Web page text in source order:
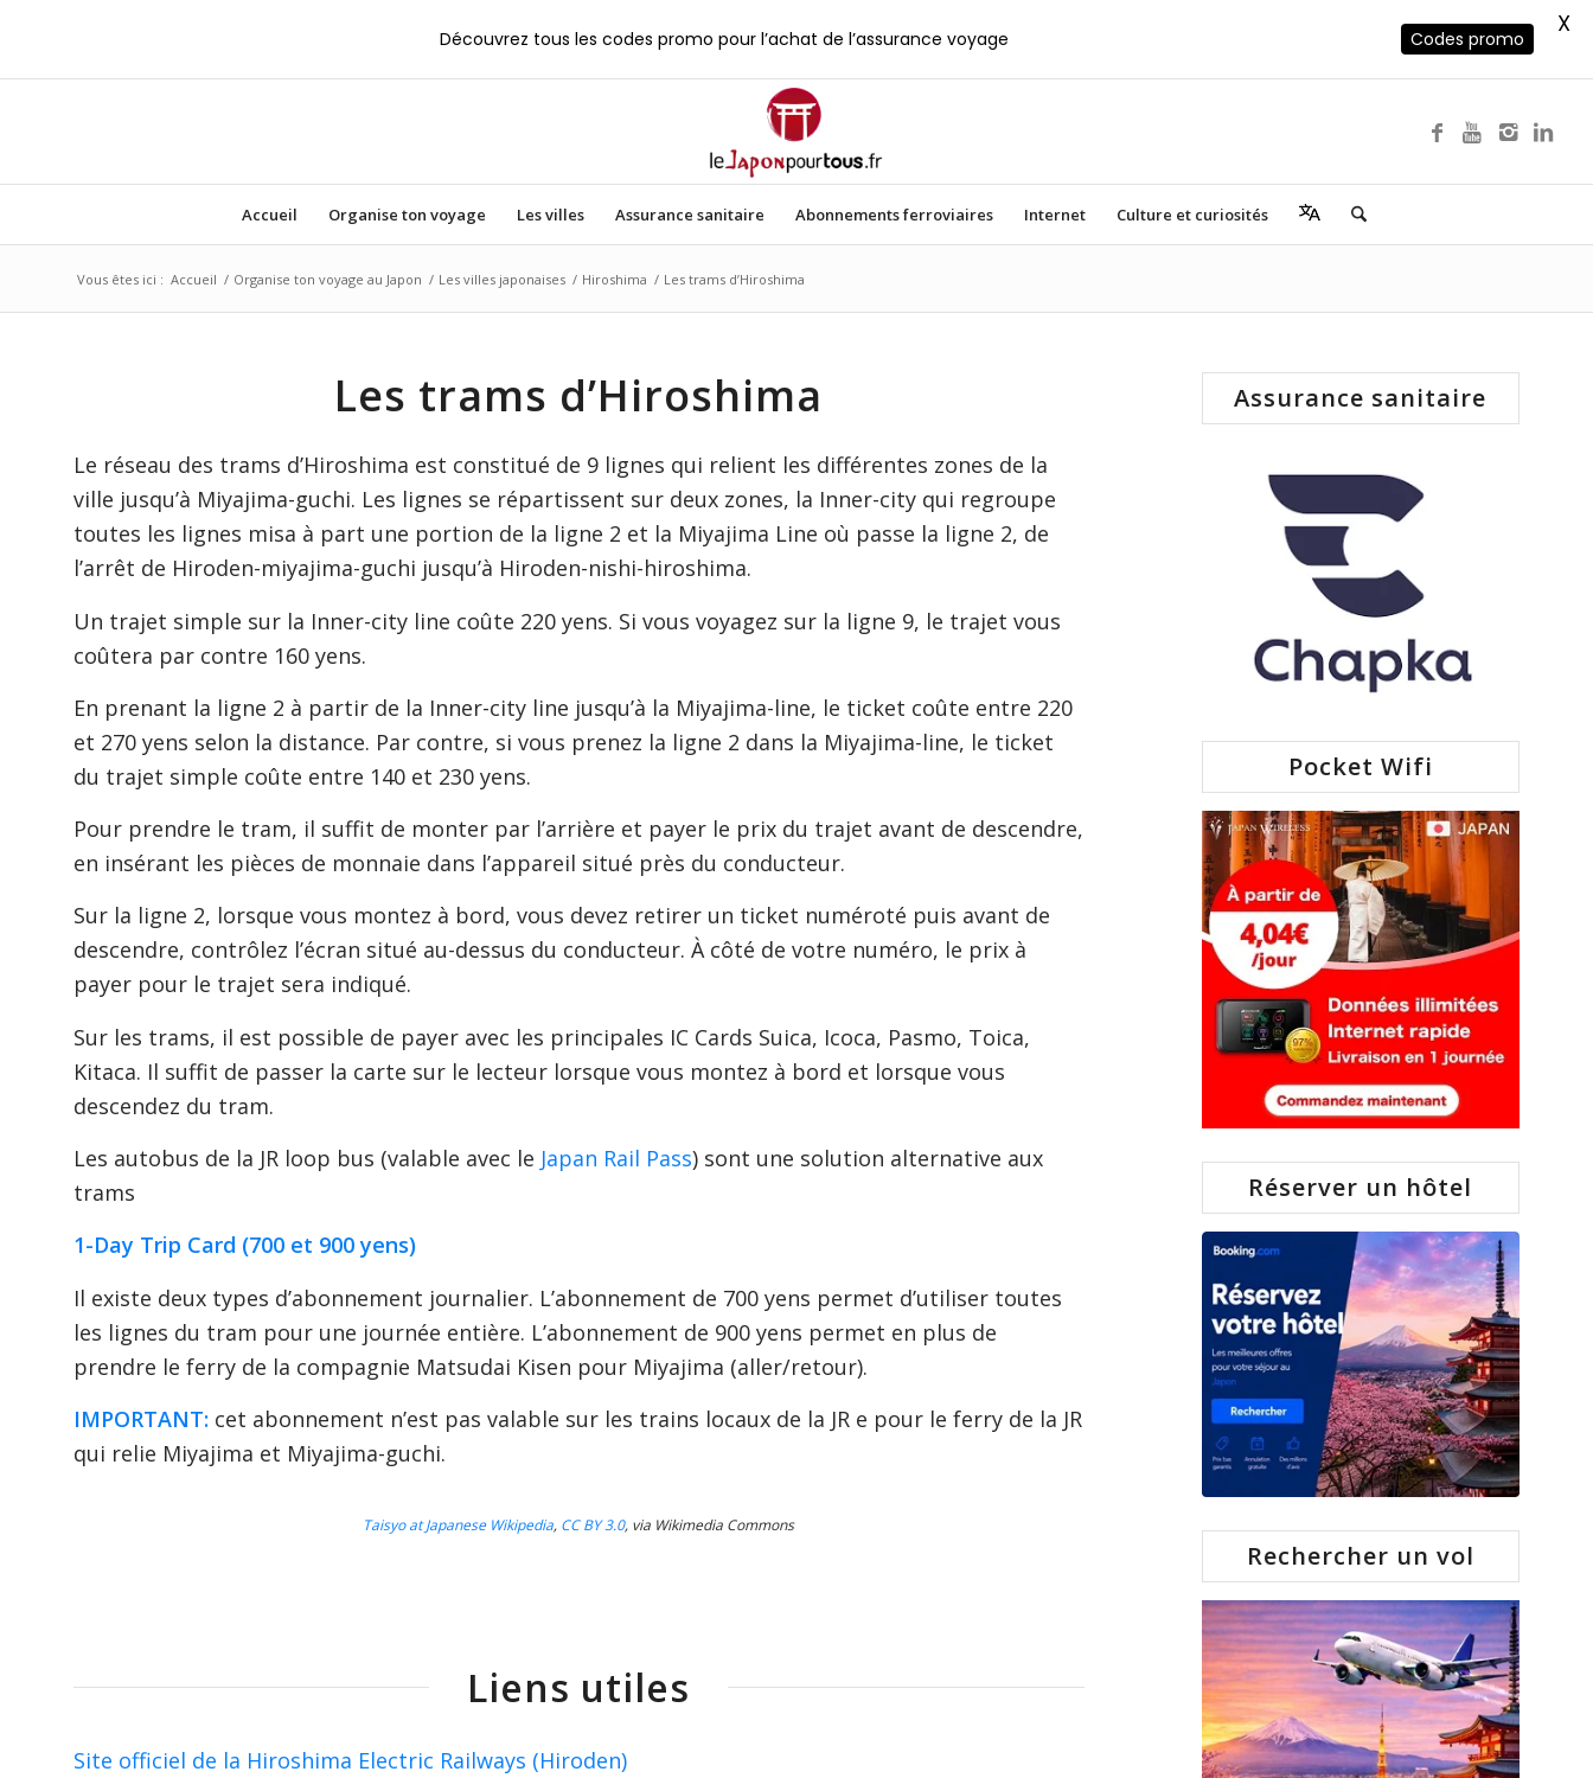
Accueil Organise ton voyage Les villes Assurance sanitaire Abonnements ferroviaires Internet Culture et curiosités
Vous êtes ici : Accueil / Organise ton voyage au Japon / Les villes japonaises / Hiroshima / Les trams d’Hiroshima
Les trams d’Hiroshima
Le réseau des trams d’Hiroshima est constitué de 9 lignes qui relient les différentes zones de la
ville jusqu’à Miyajima-guchi. Les lignes se répartissent sur deux zones, la Inner-city qui regroupe
toutes les lignes misa à part une portion de la ligne 2 et la Miyajima Line où passe la ligne 2, de
l’arrêt de Hiroden-miyajima-guchi jusqu’à Hiroden-nishi-hiroshima.
Un trajet simple sur la Inner-city line coûte 220 yens. Si vous voyagez sur la ligne 9, le trajet vous
coûtera par contre 160 yens.
En prenant la ligne 2 à partir de la Inner-city line jusqu’à la Miyajima-line, le ticket coûte entre 220
et 270 yens selon la distance. Par contre, si vous prenez la ligne 2 dans la Miyajima-line, le ticket
du trajet simple coûte entre 140 et 230 yens.
Pour prendre le tram, il suffit de monter par l’arrière et payer le prix du trajet avant de descendre,
en insérant les pièces de monnaie dans l’appareil situé près du conducteur.
Sur la ligne 2, lorsque vous montez à bord, vous devez retirer un ticket numéroté puis avant de
descendre, contrôlez l’écran situé au-dessus du conducteur. À côté de votre numéro, le prix à
payer pour le trajet sera indiqué.
Sur les trams, il est possible de payer avec les principales IC Cards Suica, Icoca, Pasmo, Toica,
Kitaca. Il suffit de passer la carte sur le lecteur lorsque vous montez à bord et lorsque vous
descendez du tram.
Les autobus de la JR loop bus (valable avec le Japan Rail Pass) sont une solution alternative aux
trams
1-Day Trip Card (700 et 900 yens)
Il existe deux types d’abonnement journalier. L’abonnement de 700 yens permet d’utiliser toutes
les lignes du tram pour une journée entière. L’abonnement de 900 yens permet en plus de
prendre le ferry de la compagnie Matsudai Kisen pour Miyajima (aller/retour).
IMPORTANT: cet abonnement n’est pas valable sur les trains locaux de la JR e pour le ferry de la JR
qui relie Miyajima et Miyajima-guchi.
Taisyo at Japanese Wikipedia, CC BY 3.0, via Wikimedia Commons
Liens utiles
Site officiel de la Hiroshima Electric Railways (Hiroden)
Assurance sanitaire
Pocket Wifi
Réserver un hôtel
Rechercher un vol
Découvrez tous les codes promo pour l’achat de l’assurance voyage Codes promo
X